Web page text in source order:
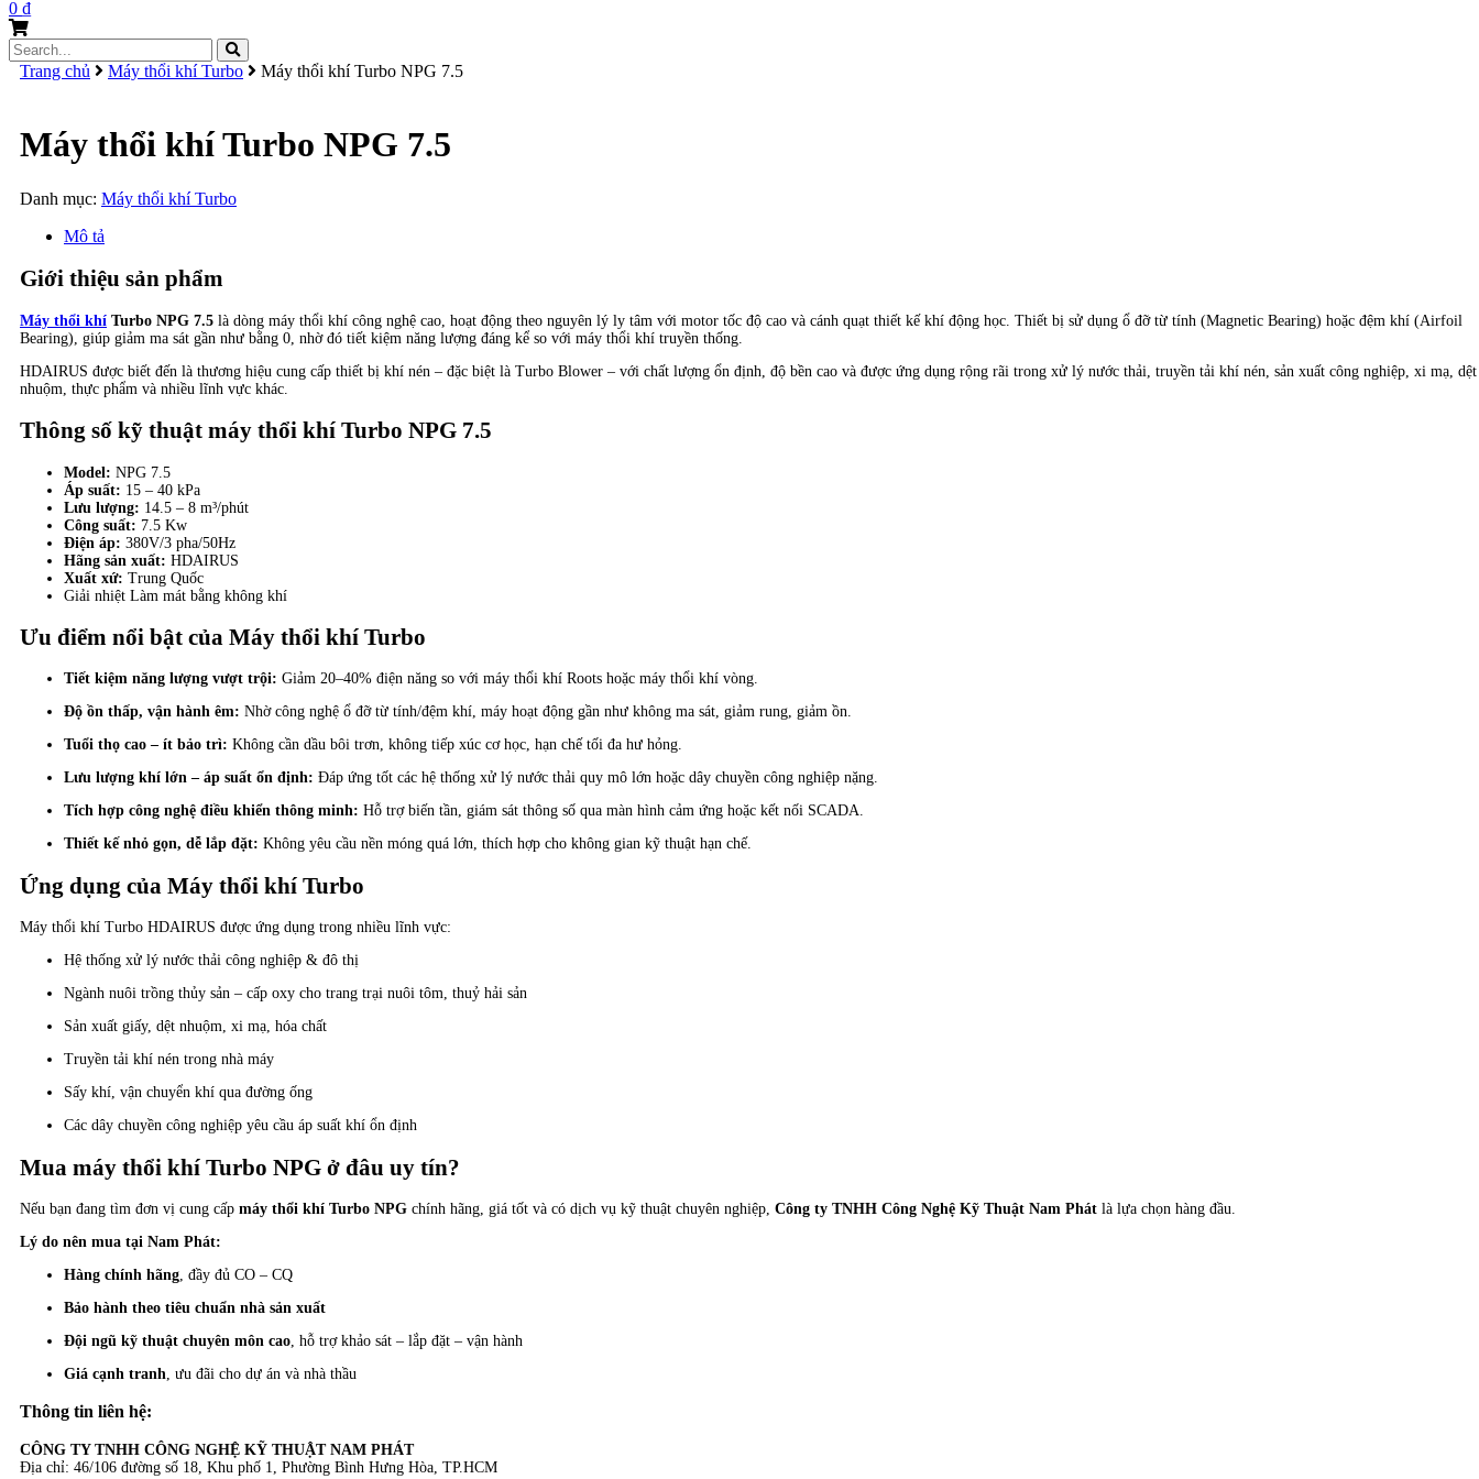
0 ₫
Search
for:Trang chủ Máy thổi khí Turbo Máy thổi khí Turbo NPG 7.5
Máy thổi khí Turbo NPG 7.5
Danh mục: Máy thổi khí Turbo
Mô tả
Giới thiệu sản phẩm
Máy thổi khí Turbo NPG 7.5 là dòng máy thổi khí công nghệ cao, hoạt động theo nguyên lý ly tâm với motor tốc độ cao và cánh quạt thiết kế khí động học. Thiết bị sử dụng ổ đỡ từ tính (Magnetic Bearing) hoặc đệm khí (Airfoil
Bearing), giúp giảm ma sát gần như bằng 0, nhờ đó tiết kiệm năng lượng đáng kể so với máy thổi khí truyền thống.
HDAIRUS được biết đến là thương hiệu cung cấp thiết bị khí nén – đặc biệt là Turbo Blower – với chất lượng ổn định, độ bền cao và được ứng dụng rộng rãi trong xử lý nước thải, truyền tải khí nén, sản xuất công nghiệp, xi mạ, dệt
nhuộm, thực phẩm và nhiều lĩnh vực khác.
Thông số kỹ thuật máy thổi khí Turbo NPG 7.5
Model: NPG 7.5
Áp suất: 15 – 40 kPa
Lưu lượng: 14.5 – 8 m³/phút
Công suất: 7.5 Kw
Điện áp: 380V/3 pha/50Hz
Hãng sản xuất: HDAIRUS
Xuất xứ: Trung Quốc
Giải nhiệt Làm mát bằng không khí
Ưu điểm nổi bật của Máy thổi khí Turbo
Tiết kiệm năng lượng vượt trội: Giảm 20–40% điện năng so với máy thổi khí Roots hoặc máy thổi khí vòng.
Độ ồn thấp, vận hành êm: Nhờ công nghệ ổ đỡ từ tính/đệm khí, máy hoạt động gần như không ma sát, giảm rung, giảm ồn.
Tuổi thọ cao – ít bảo trì: Không cần dầu bôi trơn, không tiếp xúc cơ học, hạn chế tối đa hư hỏng.
Lưu lượng khí lớn – áp suất ổn định: Đáp ứng tốt các hệ thống xử lý nước thải quy mô lớn hoặc dây chuyền công nghiệp nặng.
Tích hợp công nghệ điều khiển thông minh: Hỗ trợ biến tần, giám sát thông số qua màn hình cảm ứng hoặc kết nối SCADA.
Thiết kế nhỏ gọn, dễ lắp đặt: Không yêu cầu nền móng quá lớn, thích hợp cho không gian kỹ thuật hạn chế.
Ứng dụng của Máy thổi khí Turbo
Máy thổi khí Turbo HDAIRUS được ứng dụng trong nhiều lĩnh vực:
Hệ thống xử lý nước thải công nghiệp & đô thị
Ngành nuôi trồng thủy sản – cấp oxy cho trang trại nuôi tôm, thuỷ hải sản
Sản xuất giấy, dệt nhuộm, xi mạ, hóa chất
Truyền tải khí nén trong nhà máy
Sấy khí, vận chuyển khí qua đường ống
Các dây chuyền công nghiệp yêu cầu áp suất khí ổn định
Mua máy thổi khí Turbo NPG ở đâu uy tín?
Nếu bạn đang tìm đơn vị cung cấp máy thổi khí Turbo NPG chính hãng, giá tốt và có dịch vụ kỹ thuật chuyên nghiệp, Công ty TNHH Công Nghệ Kỹ Thuật Nam Phát là lựa chọn hàng đầu.
Lý do nên mua tại Nam Phát:
Hàng chính hãng, đầy đủ CO – CQ
Bảo hành theo tiêu chuẩn nhà sản xuất
Đội ngũ kỹ thuật chuyên môn cao, hỗ trợ khảo sát – lắp đặt – vận hành
Giá cạnh tranh, ưu đãi cho dự án và nhà thầu
Thông tin liên hệ:
CÔNG TY TNHH CÔNG NGHỆ KỸ THUẬT NAM PHÁT
Địa chỉ: 46/106 đường số 18, Khu phố 1, Phường Bình Hưng Hòa, TP.HCM